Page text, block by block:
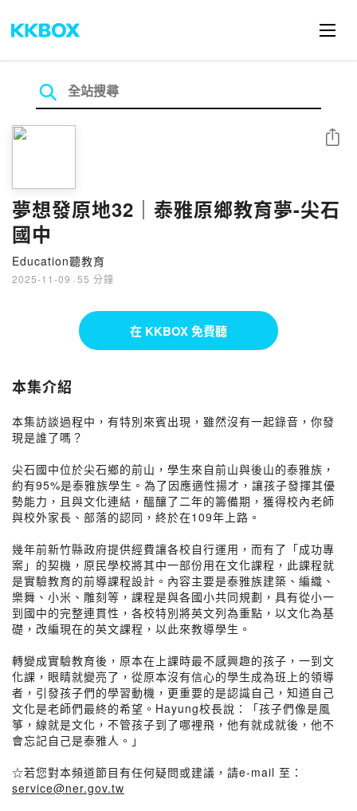
夢想發原地32｜泰雅原鄉教育夢-尖石
國中
Education聽教育
2025-11-09 · 55 分鐘
分享
在 KKBOX 免費聽
本集介紹
本集訪談過程中，有特別來賓出現，雖然沒有一起錄音，你發
現是誰了嗎？
尖石國中位於尖石鄉的前山，學生來自前山與後山的泰雅族，
約有95%是泰雅族學生。為了因應適性揚才，讓孩子發揮其優
勢能力，且與文化連結，醞釀了二年的籌備期，獲得校內老師
與校外家長、部落的認同，終於在109年上路。
幾年前新竹縣政府提供經費讓各校自行運用，而有了「成功專
案」的契機，原民學校將其中一部份用在文化課程，此課程就
是實驗教育的前導課程設計。內容主要是泰雅族建築、編織、
樂舞、小米、雕刻等，課程是與各國小共同規劃，具有從小一
到國中的完整連貫性，各校特別將英文列為重點，以文化為基
礎，改編現在的英文課程，以此來教導學生。
轉變成實驗教育後，原本在上課時最不感興趣的孩子，一到文
化課，眼睛就變亮了，從原本沒有信心的學生成為班上的領導
者，引發孩子們的學習動機，更重要的是認識自己，知道自己
文化是老師們最終的希望。Hayung校長說：「孩子們像是風
箏，線就是文化，不管孩子到了哪裡飛，他有就成就後，他不
會忘記自己是泰雅人。」
☆若您對本頻道節目有任何疑問或建議，請e-mail 至：
service@ner.gov.tw